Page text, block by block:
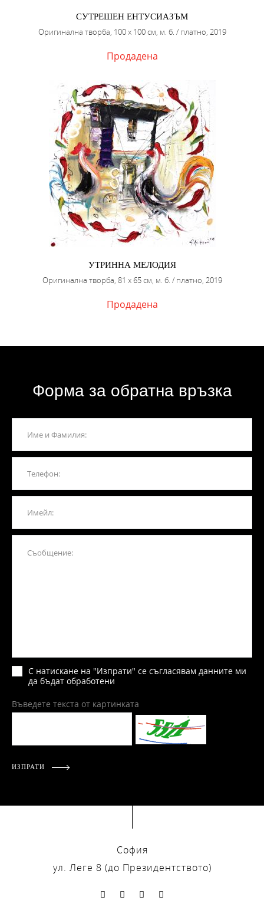
СУТРЕШЕН ЕНТУСИАЗЪМ
Оригинална творба, 100 х 100 см, м. б. / платно, 2019
Продадена
УТРИННА МЕЛОДИЯ
Оригинална творба, 81 х 65 см, м. б. / платно, 2019
Продадена
Форма за обратна връзка
С натискане на "Изпрати" се съгласявам данните ми
да бъдат обработени
Въведете текста от картинката
ИЗПРАТИ
София
ул. Леге 8 (до Президентството)